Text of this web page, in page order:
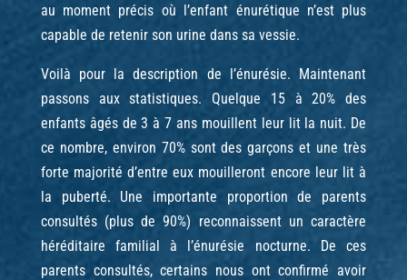
au moment précis où l’enfant énurétique n’est plus
capable de retenir son urine dans sa vessie.
Voilà pour la description de l’énurésie. Maintenant
passons aux statistiques. Quelque 15 à 20% des
enfants âgés de 3 à 7 ans mouillent leur lit la nuit. De
ce nombre, environ 70% sont des garçons et une très
forte majorité d’entre eux mouilleront encore leur lit à
la puberté. Une importante proportion de parents
consultés (plus de 90%) reconnaissent un caractère
héréditaire familial à l’énurésie nocturne. De ces
parents consultés, certains nous ont confirmé avoir